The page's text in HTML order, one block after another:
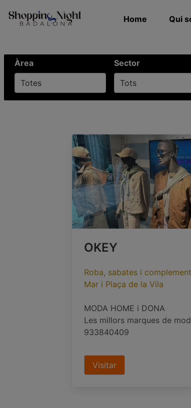
Home
Qui
Àrea Sector
OKEY
Roba, sabates i
Mar i Plaça de la Vila
MODA HOME i DONA
Les millors marques de
933840409
Visitar